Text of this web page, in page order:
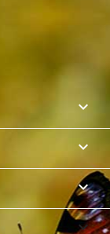



keyboard_arrow_down